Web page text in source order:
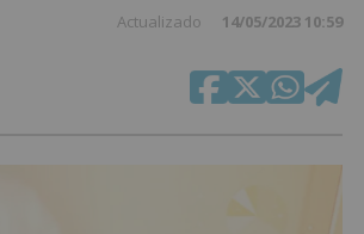
Actualizado 14/05/2023 10:59